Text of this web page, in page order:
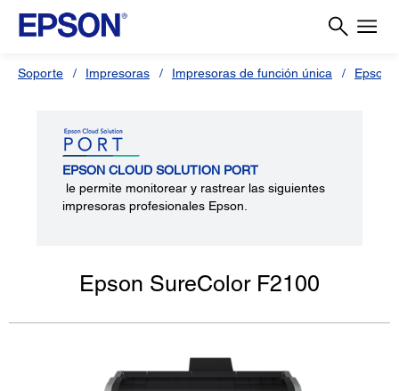
Soporte Impresoras Impresoras de función única Epson
EPSON CLOUD SOLUTION PORT
le permite monitorear y rastrear las siguientes
impresoras profesionales Epson.
Epson SureColor F2100